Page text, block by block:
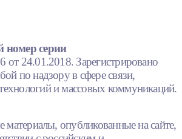
номер серии
24.01.2018. Зарегистрировано
по надзору в сфере связи,
и массовых коммуникаций.
материалы, опубликованные на сайте,